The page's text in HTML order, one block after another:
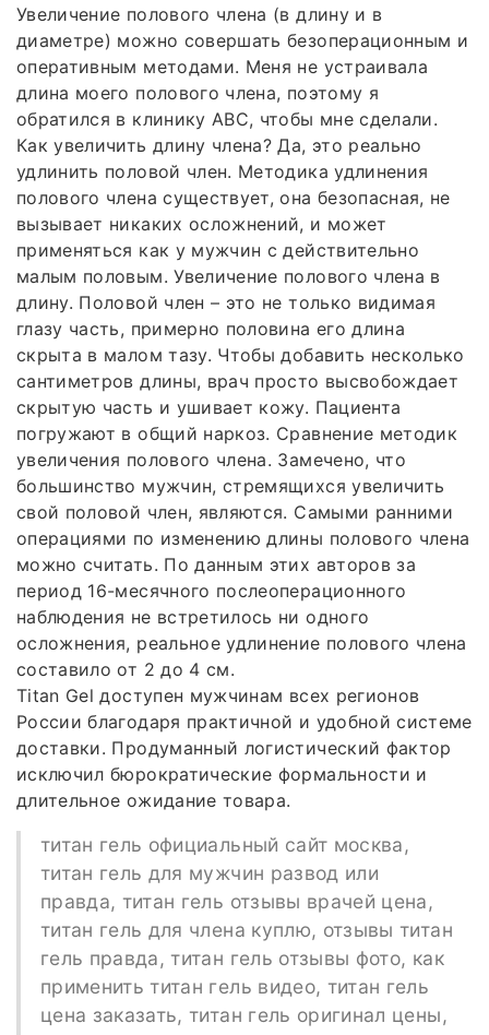
Увеличение полового члена (в длину и в
диаметре) можно совершать безоперационным и
оперативным методами. Меня не устраивала
длина моего полового члена, поэтому я
обратился в клинику ABC, чтобы мне сделали.
Как увеличить длину члена? Да, это реально
удлинить половой член. Методика удлинения
полового члена существует, она безопасная, не
вызывает никаких осложнений, и может
применяться как у мужчин с действительно
малым половым. Увеличение полового члена в
длину. Половой член – это не только видимая
глазу часть, примерно половина его длина
скрыта в малом тазу. Чтобы добавить несколько
сантиметров длины, врач просто высвобождает
скрытую часть и ушивает кожу. Пациента
погружают в общий наркоз. Сравнение методик
увеличения полового члена. Замечено, что
большинство мужчин, стремящихся увеличить
свой половой член, являются. Самыми ранними
операциями по изменению длины полового члена
можно считать. По данным этих авторов за
период 16-месячного послеоперационного
наблюдения не встретилось ни одного
осложнения, реальное удлинение полового члена
составило от 2 до 4 см.
Titan Gel доступен мужчинам всех регионов
России благодаря практичной и удобной системе
доставки. Продуманный логистический фактор
исключил бюрократические формальности и
длительное ожидание товара.
титан гель официальный сайт москва,
титан гель для мужчин развод или
правда, титан гель отзывы врачей цена,
титан гель для члена куплю, отзывы титан
гель правда, титан гель отзывы фото, как
применить титан гель видео, титан гель
цена заказать, титан гель оригинал цены,